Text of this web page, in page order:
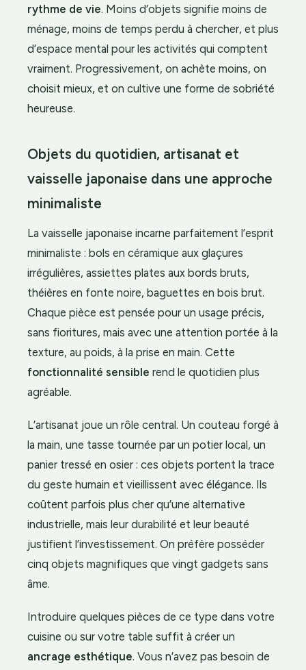
rythme de vie. Moins d’objets signifie moins de
ménage, moins de temps perdu à chercher, et plus
d’espace mental pour les activités qui comptent
vraiment. Progressivement, on achète moins, on
choisit mieux, et on cultive une forme de sobriété
heureuse.
Objets du quotidien, artisanat et
vaisselle japonaise dans une approche
minimaliste
La vaisselle japonaise incarne parfaitement l’esprit
minimaliste : bols en céramique aux glaçures
irrégulières, assiettes plates aux bords bruts,
théières en fonte noire, baguettes en bois brut.
Chaque pièce est pensée pour un usage précis,
sans fioritures, mais avec une attention portée à la
texture, au poids, à la prise en main. Cette
fonctionnalité sensible rend le quotidien plus
agréable.
L’artisanat joue un rôle central. Un couteau forgé à
la main, une tasse tournée par un potier local, un
panier tressé en osier : ces objets portent la trace
du geste humain et vieillissent avec élégance. Ils
coûtent parfois plus cher qu’une alternative
industrielle, mais leur durabilité et leur beauté
justifient l’investissement. On préfère posséder
cinq objets magnifiques que vingt gadgets sans
âme.
Introduire quelques pièces de ce type dans votre
cuisine ou sur votre table suffit à créer un
ancrage esthétique. Vous n’avez pas besoin de